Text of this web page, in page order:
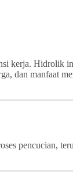
kerja. Hidrolik
dan manfaat
pencucian,